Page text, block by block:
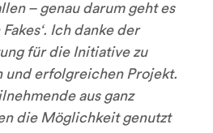
– genau darum geht es
Ich danke der
für die Initiative zu
und erfolgreichen Projekt.
aus ganz
die Möglichkeit genutzt